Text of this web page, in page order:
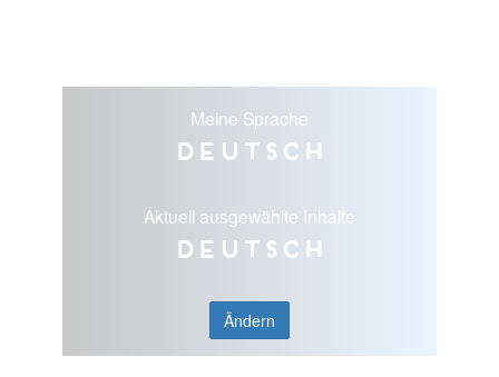
Meine Sprache
Deutsch
Aktuell ausgewählte Inhalte
Deutsch
Ändern